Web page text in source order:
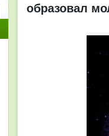
образовал